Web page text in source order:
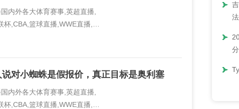
内外各大体育赛事,英超直播,
,CBA,篮球直播,WWE直播,PP
对小蜘蛛是假报价，真正目标是奥利塞
内外各大体育赛事,英超直播,
,CBA,篮球直播,WWE直播,PP